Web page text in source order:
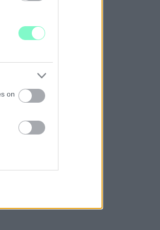
on
lenne a cél.